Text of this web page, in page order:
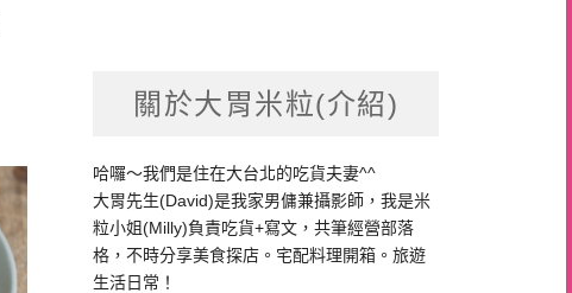
關於大胃米粒(介紹)
哈囉～我們是住在大台北的吃貨夫妻^^
大胃先生(David)是我家男傭兼攝影師，我是米
粒小姐(Milly)負責吃貨+寫文，共筆經營部落
格，不時分享美食探店。宅配料理開箱。旅遊
生活日常！